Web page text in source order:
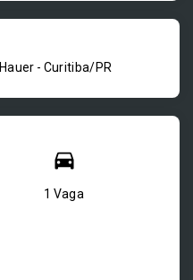
Hauer - Curitiba/PR
1 Vaga